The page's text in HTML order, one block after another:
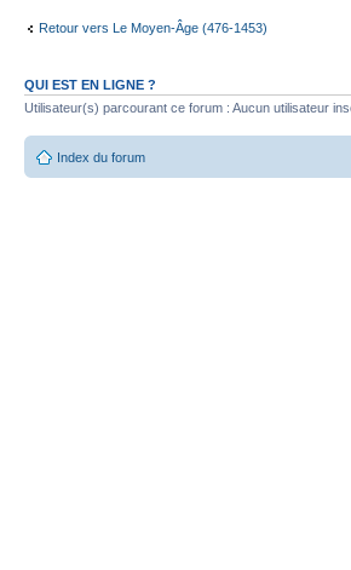
Retour vers Le Moyen-Âge (476-1453)
QUI EST EN LIGNE ?
Utilisateur(s) parcourant ce forum : Aucun utilisateur
Index du forum